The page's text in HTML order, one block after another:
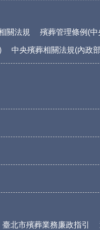
關法規 殯葬管理條例(
中央殯葬相關法規(內政
臺北市殯葬業務廉政指引